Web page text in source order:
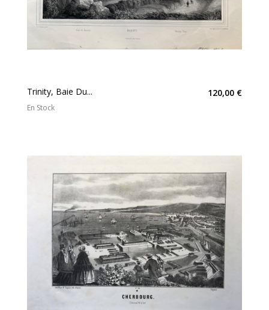
Trinity, Baie Du... 120,00 €
En Stock